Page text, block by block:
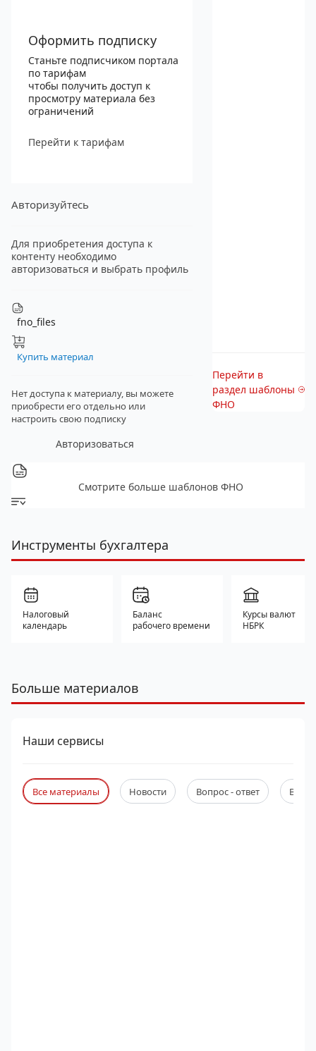
Оформить подписку
Станьте подписчиком портала
по тарифам
чтобы получить доступ к
просмотру материала без
ограничений
Перейти к тарифам
Авторизуйтесь
Для приобретения доступа к
контенту необходимо
авторизоваться и выбрать профиль
fno_files
Купить материал
Нет доступа к материалу, вы можете
приобрести его отдельно или
настроить свою подписку
Авторизоваться
Перейти в
раздел шаблоны
ФНО
Смотрите больше шаблонов ФНО
Инструменты бухгалтера
Налоговый
календарь
Баланс
рабочего времени
Курсы валют
НБРК
Больше материалов
Наши сервисы
Все материалы Новости Вопрос - ответ